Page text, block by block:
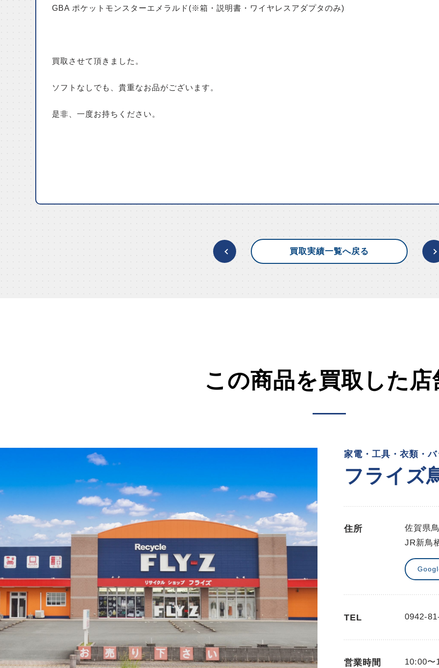
GBA ポケットモンスターエメラルド(※箱・説明書・ワイヤレスアダプタのみ)
買取させて頂きました。
ソフトなしでも、貴重なお品がございます。
是非、一度お持ちください。
買取実績一覧へ戻る
この商品を買取した店
家電・工具・衣類・
フライズ
住所
佐賀県
JR新鳥
TEL 0942-
営業時間 10:00〜